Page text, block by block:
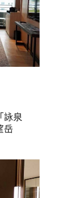
詠泉
岳